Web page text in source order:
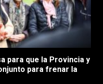
para que la Provincia y
para frenar la